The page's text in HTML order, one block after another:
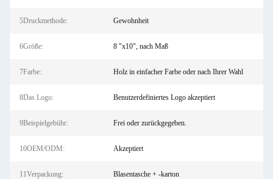
5Druckmethode: Gewohnheit
6Größe: 8 "x10", nach Maß
7Farbe: Holz in einfacher Farbe oder nach Ihrer Wahl
8Das Logo: Benutzerdefiniertes Logo akzeptiert
9Beispielgebühr: Frei oder zurückgegeben.
10OEM/ODM: Akzeptiert
11Verpackung: Blasentasche + -karton